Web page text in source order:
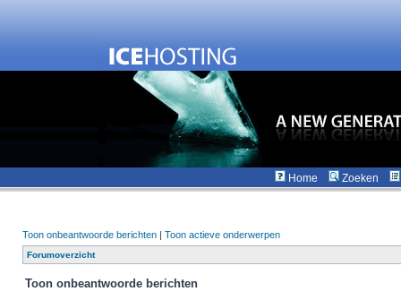
Home Zoeken
Toon onbeantwoorde berichten | Toon actieve onderwerpen
Forumoverzicht
Toon onbeantwoorde berichten